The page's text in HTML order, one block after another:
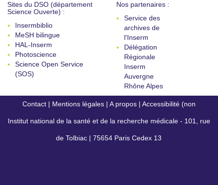
Sites du DSO (département
Science Ouverte) :
Insermbiblio
MeSH bilingue
HAL-Inserm
Photoscience
Science Open Service
(SOS)
Nos partenaires :
Service des
archives de
l'Inserm
Délégation
Régionale
Inserm
Auvergne
Rhône Alpes
Contact | Mentions légales | A propos | Accessibilité (non
conforme)
Institut national de la santé et de la recherche médicale - 101, rue
de Tolbiac | 75654 Paris Cedex 13